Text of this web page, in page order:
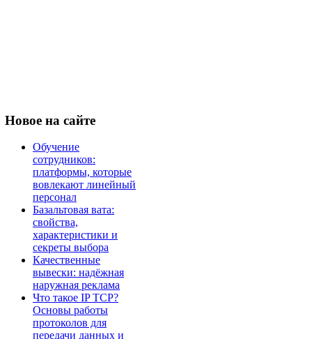
Новое на сайте
Обучение
сотрудников:
платформы, которые
вовлекают линейный
персонал
Базальтовая вата:
свойства,
характеристики и
секреты выбора
Качественные
вывески: надёжная
наружная реклама
Что такое IP TCP?
Основы работы
протоколов для
передачи данных и